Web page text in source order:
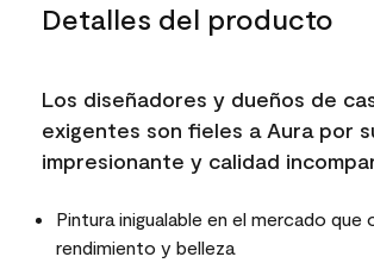
Detalles del producto
Los diseñadores y dueños de
exigentes son fieles a Aura por
impresionante y calidad
Pintura inigualable en el mercado que
rendimiento y belleza